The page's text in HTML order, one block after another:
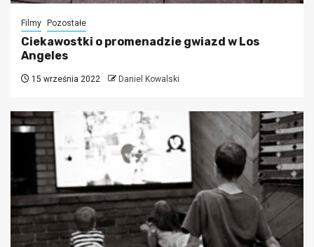
Filmy Pozostałe
Ciekawostki o promenadzie gwiazd w Los
Angeles
15 września 2022 Daniel Kowalski